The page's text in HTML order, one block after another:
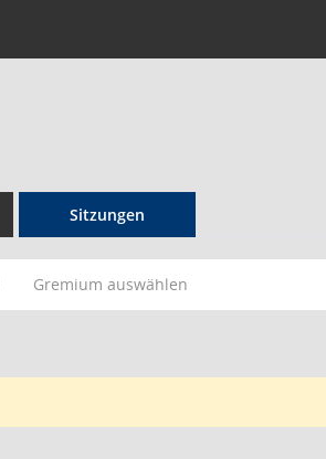
Sitzungen
Gremium auswählen